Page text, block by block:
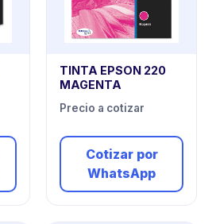
TINTA EPSON 220
MAGENTA
Precio a cotizar
Cotizar por
WhatsApp